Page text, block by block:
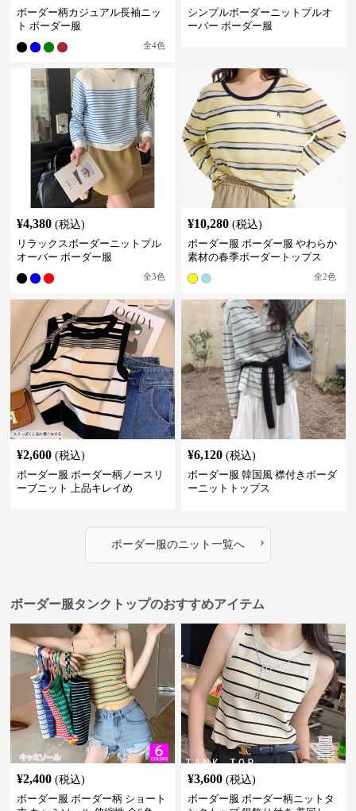
ボーダー柄カジュアル長袖ニッ
ト ボーダー服
全4色
シンプルボーダーニットプルオ
ーバー ボーダー服
¥4,380 (税込)
リラックスボーダーニットプル
オーバー ボーダー服
全3色
¥10,280 (税込)
ボーダー服 ボーダー服 やわらか
素材の春季ボーダートップス
全2色
¥2,600 (税込)
ボーダー服 ボーダー柄ノースリ
ーブニット 上品キレイめ
¥6,120 (税込)
ボーダー服 韓国風 襟付きボーダ
ーニットトップス
ボーダー服のニット 一覧へ ›
ボーダー服タンクトップのおすすめアイテム
¥2,400 (税込)
ボーダー服 ボーダー柄 ショート
¥3,600 (税込)
ボーダー服 ボーダー柄ニットタ